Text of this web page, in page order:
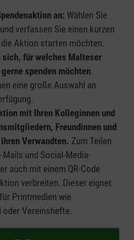
an: Wählen Sie
verfassen Sie einen kurzen
Aktion starten möchten.
sich, für welches Malteser
spenden möchten.
eine große Auswahl an
mit Ihren Kolleginnen und
Freundinnen und
Verwandten. Zum Teilen
Mails und Social-Media-
auch mit einem QR-Code
verbreiten. Dieser eignet
Printmedien wie
Vereinshefte.